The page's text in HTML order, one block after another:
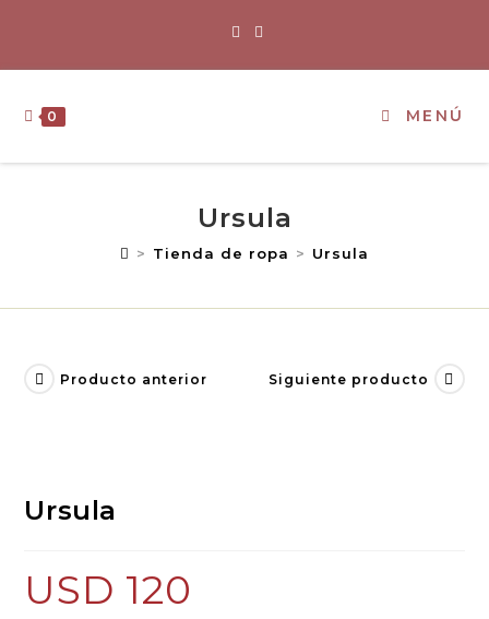
0 MENÚ
Ursula
> Tienda de ropa > Ursula
Producto anterior Siguiente producto
Ursula
USD 120